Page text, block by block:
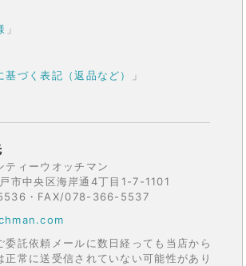
」
づく表記（返品など）
」
ティーウオッチマン
市中央区海岸通4丁目1-7-1101
・FAX/078-366-5537
委託依頼メールに数日経っても当店から
正常に送受信されていない可能性があり